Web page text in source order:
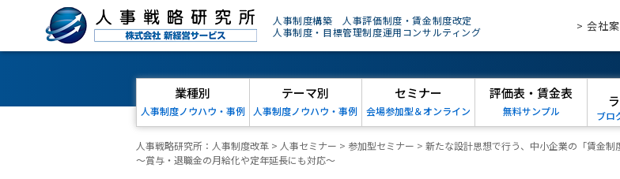
人事制度構築 人事評価制度・賃金制度改定
人事制度・目標管理制度運用コンサルティング
> 会社
業種別
人事制度ノウハウ・事例
テーマ別
人事制度ノウハウ・事例
セミナー
会場参加型＆オンライン
評価表・賃金表
無料サンプル ブロ
人事戦略研究所：人事制度改革 > 人事セミナー > 参加型セミナー > 新たな設計思想で行う、中小企業の「賃金制
～賞与・退職金の月給化や定年延長にも対応～